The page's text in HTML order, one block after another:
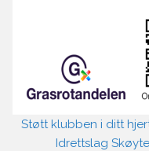
Støtt klubben i ditt
Idrettslag